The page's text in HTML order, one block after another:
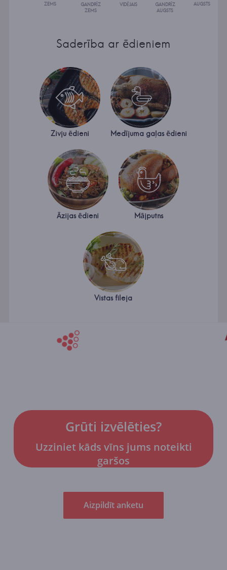
ZEMS
GANDRĪZ
ZEMS
VIDĒJAIS
GANDRĪZ
AUGSTS
AUGSTS
Saderība ar ēdieniem
Zivju ēdieni Medījuma gaļas ēdieni
Āzijas ēdieni Mājputns
Vistas fileja
Grūti izvēlēties?
Uzziniet kāds vīns jums noteikti
garšos
Aizpildīt anketu